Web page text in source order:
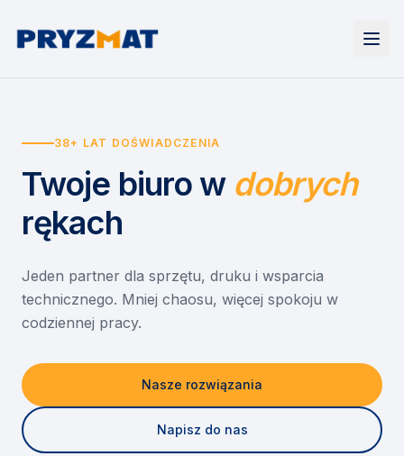
Urządzenia
Drukarki i urządzenia wielofunkcyjne
Etykiety i identyfikacja
Skanery i obieg dokumentów
Monitory interaktywne
Niszczarki dokumentów
Wynajem drukarek
Wynajem urządzeń biurowych
Asystent druku
EZD RP
Misja szkoła
Serwis
O nas
Kontakt
38+ LAT DOŚWIADCZENIA
Twoje biuro w dobrych
rękach
Jeden partner dla sprzętu, druku i wsparcia
technicznego. Mniej chaosu, więcej spokoju w
codziennej pracy.
Nasze rozwiązania
Napisz do nas